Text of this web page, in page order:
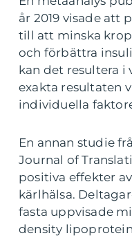
år 2019 visade att
till att minska
och förbättra
kan det resultera i
exakta resultaten
individuella
En annan studie
Journal of
positiva effekter
kärlhälsa.
fasta uppvisade
density